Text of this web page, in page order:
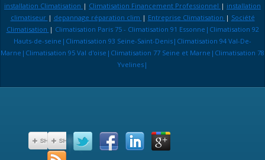
installation Climatisation | Climatisation Financement Professionnel | installation
climatiseur | depannage réparation clim | Entreprise Climatisation | Société
Climatisation | Climatisation Paris 75 - Climatisation 91 Essonne|Climatisation 92
Hauts-de-seine|Climatisation 93 Seine-Saint-Denis|Climatisation 94 Val-De-
Marne|Climatisation 95 Val d'oise|Climatisation 77 Seine et Marne|Climatisation 78
Yvelines|